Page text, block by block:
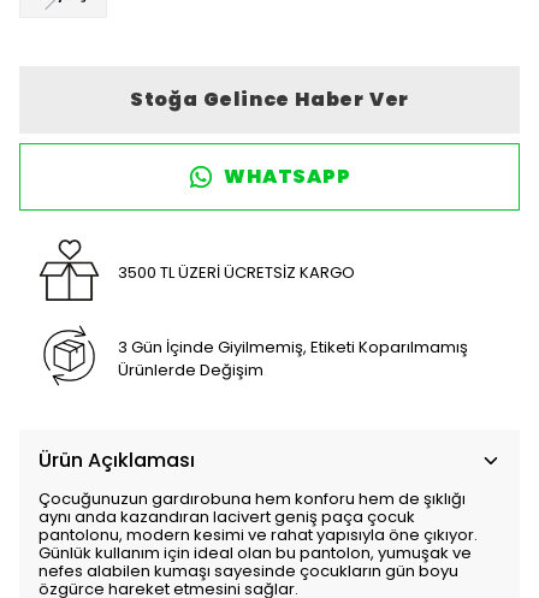
Stoğa Gelince Haber Ver
WHATSAPP
3500 TL ÜZERİ ÜCRETSİZ KARGO
3 Gün İçinde Giyilmemiş, Etiketi Koparılmamış
Ürünlerde Değişim
Ürün Açıklaması
Çocuğunuzun gardırobuna hem konforu hem de şıklığı
aynı anda kazandıran lacivert geniş paça çocuk
pantolonu, modern kesimi ve rahat yapısıyla öne çıkıyor.
Günlük kullanım için ideal olan bu pantolon, yumuşak ve
nefes alabilen kumaşı sayesinde çocukların gün boyu
özgürce hareket etmesini sağlar.